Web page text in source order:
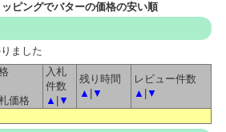
ピングでバターの価格の安い順
ました
価格
入札
件数
▲ |▼
残り時間
▲ |▼
レビュー件数
▲ |▼